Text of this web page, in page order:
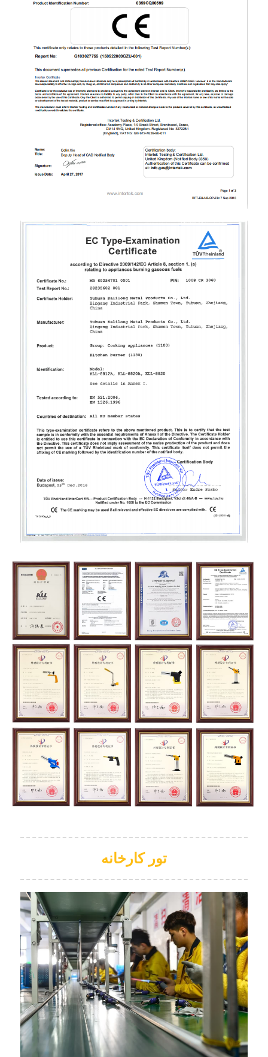
تور کارخانه